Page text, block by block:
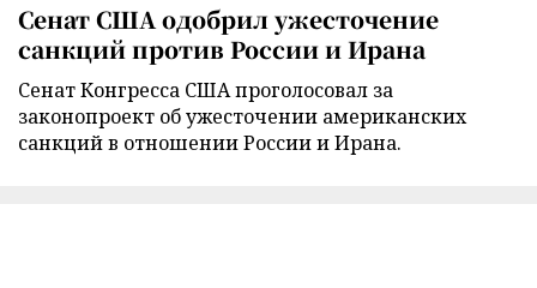
Сенат США одобрил ужесточение
санкций против России и Ирана
Сенат Конгресса США проголосовал за
законопроект об ужесточении американских
санкций в отношении России и Ирана.